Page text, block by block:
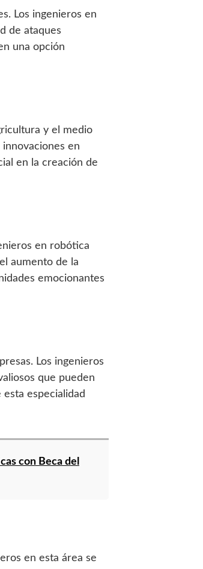
Los ingenieros en
de ataques
una opción
y el medio
en
en la creación de
en robótica
aumento de la
emocionantes
Los ingenieros
que pueden
especialidad
con Beca del
en esta área se